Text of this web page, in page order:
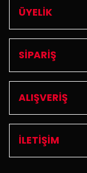
ÜYELİK
SİPARİŞ
ALIŞVERİŞ
İLETİŞİM